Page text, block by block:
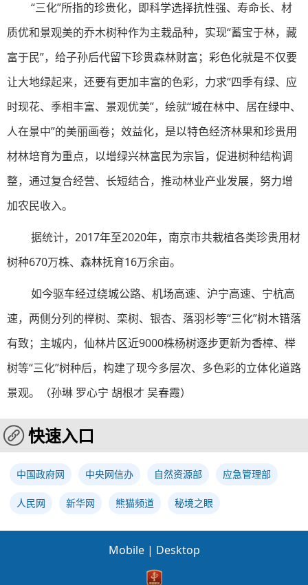
“三化”所指的珍贵化，即科学选择抗性强、寿命长、材
质优和景观美的乔木树种作为主栽品种，实现“蓄宝于林，藏
富于民”，给子孙后代留下珍贵森林财富；彩色化就是不仅要
让大地绿起来，还要有更加丰富的色彩，力求“四季有绿、应
时现花、季相丰富、景观优美”，绘就“城在林中、居在绿中、
人在景中”的美丽画卷；效益化，是以特色经济林果和珍贵用
材林培育为重点，以增绿兴林富民为宗旨，促进树种结构调
整，通过复合经营、长短结合，推动林业产业发展，努力增
加农民收入。
据统计，2017年至2020年，南京市共栽植各类珍贵用材
树种670万株、森林抚育16万余亩。
如今驱车经过绕城公路、机场高速、沪宁高速、宁杭高
速，两侧分列的榉树、栾树、银杏、落羽杉等“三化”树木错落
有致；主城内，仙林片区近9000株杨树逐步更新为香樟、榉
树等“三化”树种后，构建了现今多层次、多色彩的立体化道路
景观。（孙琳 罗心宁 胡根才 吴春霞）
快速入口
中国政府网 中央网信办 自然资源部 应急管理部
人民网 新华网 熊猫频道 秘境之眼
Mobile | Desktop